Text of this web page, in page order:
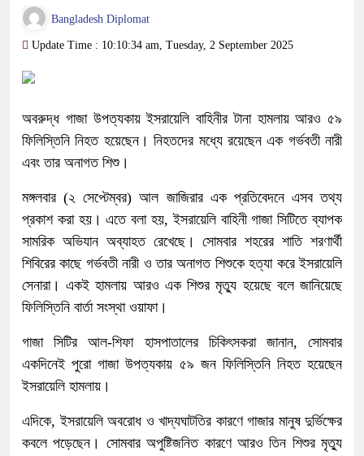
Bangladesh Diplomat
Update Time : 10:10:34 am, Tuesday, 2 September 2025
অবরুদ্ধ গাজা উপত্যকায় ইসরায়েলি বাহিনীর টানা হামলায় আরও ৫৯
ফিলিস্তিনি নিহত হয়েছেন। নিহতদের মধ্যে রয়েছেন এক গর্ভবতী নারী
এবং তার অনাগত শিশু।
মঙ্গলবার (২ সেপ্টেম্বর) আল জাজিরার এক প্রতিবেদনে এসব তথ্য
প্রকাশ করা হয়। এতে বলা হয়, ইসরায়েলি বাহিনী গাজা সিটিতে ব্যাপক
সামরিক অভিযান অব্যাহত রেখেছে। সোমবার শহরের শাতি শরণার্থী
শিবিরের কাছে গর্ভবতী নারী ও তার অনাগত শিশুকে হত্যা করে ইসরায়েলি
সেনারা। একই হামলায় আরও এক শিশুর মৃত্যু হয়েছে বলে জানিয়েছে
ফিলিস্তিনি বার্তা সংস্থা ওয়াফা।
গাজা সিটির আল-শিফা হাসপাতালের চিকিৎসকরা জানান, সোমবার
একদিনেই পুরো গাজা উপত্যকায় ৫৯ জন ফিলিস্তিনি নিহত হয়েছেন
ইসরায়েলি হামলায়।
এদিকে, ইসরায়েলি অবরোধ ও খাদ্যঘাটতির কারণে গাজার মানুষ দুর্ভিক্ষের
কবলে পড়েছেন। সোমবার অপুষ্টিজনিত কারণে আরও তিন শিশুর মৃত্যু